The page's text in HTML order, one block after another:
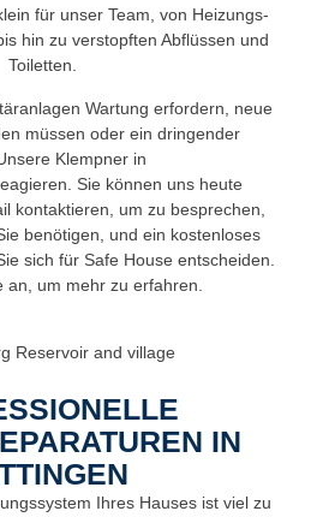
für unser Team, von Heizungs-
hin zu verstopften Abflüssen und
Toiletten.
Wartung erfordern, neue
müssen oder ein dringender
Klempner in
Sie können uns heute
kontaktieren, um zu besprechen,
benötigen, und ein kostenloses
sich für Safe House entscheiden.
um mehr zu erfahren.
IN
Ihres Hauses ist viel zu